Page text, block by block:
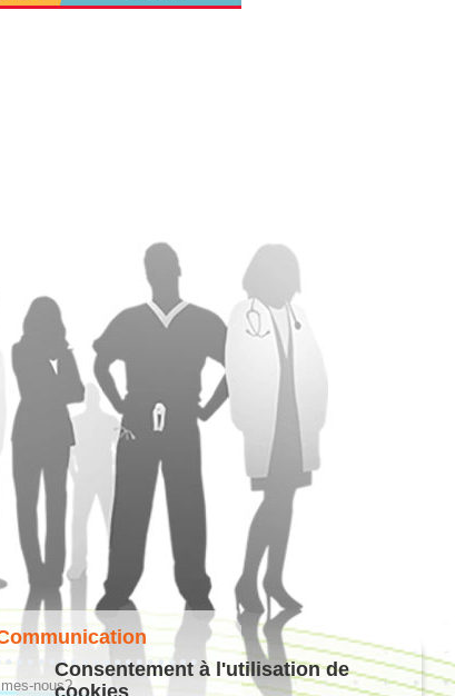
nous?
Consentement à l'utilisation de
cookies